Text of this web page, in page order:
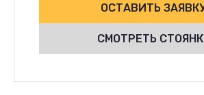
ОСТАВИТЬ
СМОТРЕТЬ